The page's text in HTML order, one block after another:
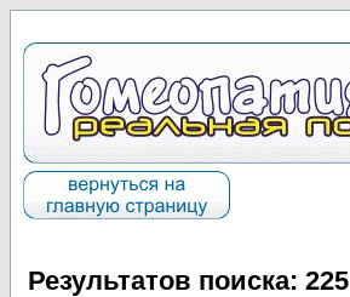
Результатов поиска: 225